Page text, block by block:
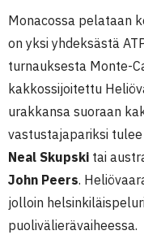
Monacossa pelataan
on yksi yhdeksästä
turnauksesta Monte-
kakkossijoitettu
urakkansa suoraan
vastustajapariksi
Neal Skupski tai
John Peers.
jolloin
puolivälierävaiheessa.